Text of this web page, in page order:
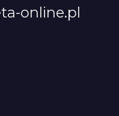
online.pl